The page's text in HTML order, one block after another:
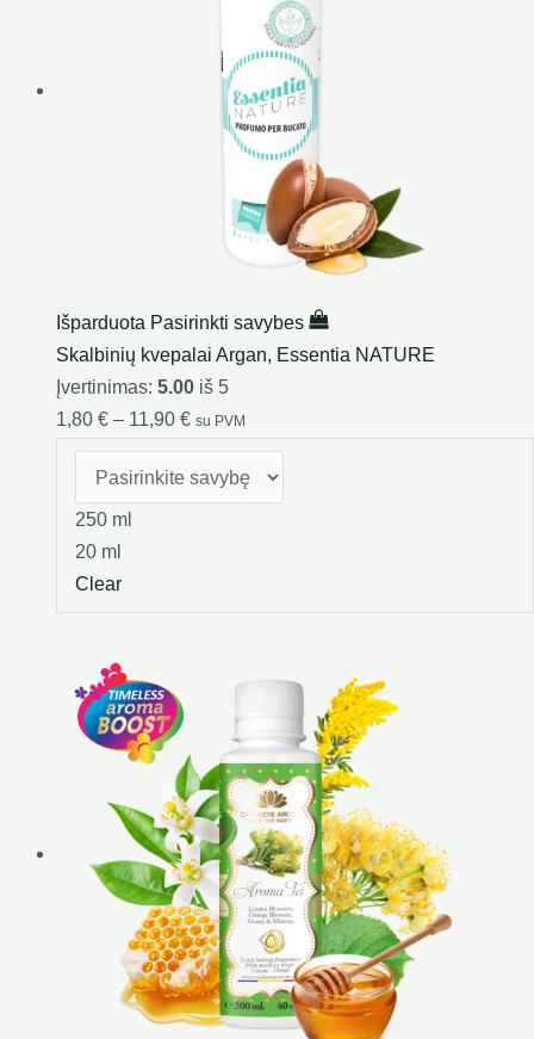
Išparduota Pasirinkti savybes
Skalbinių kvepalai Argan, Essentia NATURE
Įvertinimas: 5.00iš 5
1,80 € – 11,90 € su PVM
250 ml
20 ml
Clear